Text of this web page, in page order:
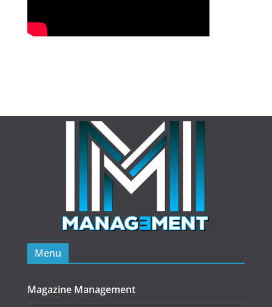
Menu
Magazine Management